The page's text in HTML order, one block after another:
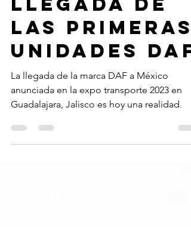
10 abr 2024
PACCAR
México
anuncia la
llegada de